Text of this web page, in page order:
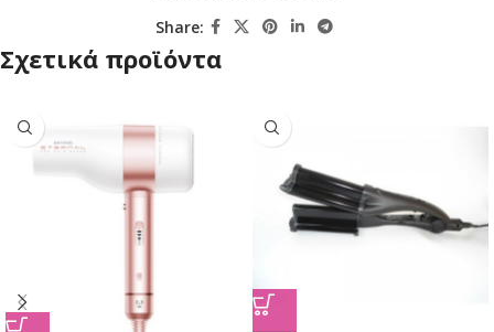
Share:
Σχετικά προϊόντα